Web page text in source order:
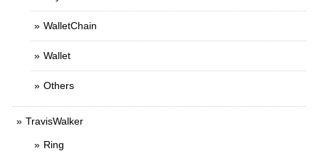
WalletChain
Wallet
Others
TravisWalker
Ring